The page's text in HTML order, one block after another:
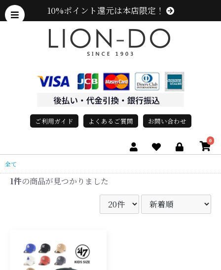
10%ポイント還元は本店限定！
ご利用ガイド よくあるご質問 お問い合わせ
0
全て
1件の商品が見つかりました